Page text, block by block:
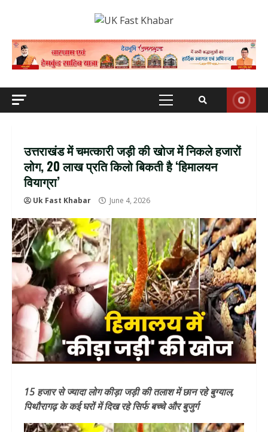
Primary
उत्तराखंड में चमत्कारी जड़ी की खोज में निकले हजारों
लोग, ₹20 लाख प्रति किलो बिकती है ‘हिमालयन
वियाग्रा’
Uk Fast Khabar June 4, 2026
15 हजार से ज्यादा लोग कीड़ा जड़ी की तलाश में छान रहे बुग्याल,
पिथौरागढ़ के कई घरों में दिख रहे सिर्फ बच्चे और बुजुर्ग